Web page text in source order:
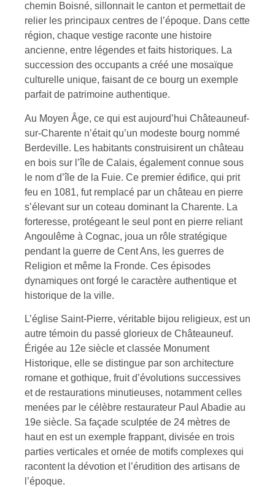
chemin Boisné, sillonnait le canton et permettait de
relier les principaux centres de l’époque. Dans cette
région, chaque vestige raconte une histoire
ancienne, entre légendes et faits historiques. La
succession des occupants a créé une mosaïque
culturelle unique, faisant de ce bourg un exemple
parfait de patrimoine authentique.
Au Moyen Âge, ce qui est aujourd’hui Châteauneuf-
sur-Charente n’était qu’un modeste bourg nommé
Berdeville. Les habitants construisirent un château
en bois sur l’île de Calais, également connue sous
le nom d’île de la Fuie. Ce premier édifice, qui prit
feu en 1081, fut remplacé par un château en pierre
s’élevant sur un coteau dominant la Charente. La
forteresse, protégeant le seul pont en pierre reliant
Angoulême à Cognac, joua un rôle stratégique
pendant la guerre de Cent Ans, les guerres de
Religion et même la Fronde. Ces épisodes
dynamiques ont forgé le caractère authentique et
historique de la ville.
L’église Saint-Pierre, véritable bijou religieux, est un
autre témoin du passé glorieux de Châteauneuf.
Érigée au 12e siècle et classée Monument
Historique, elle se distingue par son architecture
romane et gothique, fruit d’évolutions successives
et de restaurations minutieuses, notamment celles
menées par le célèbre restaurateur Paul Abadie au
19e siècle. Sa façade sculptée de 24 mètres de
haut en est un exemple frappant, divisée en trois
parties verticales et ornée de motifs complexes qui
racontent la dévotion et l’érudition des artisans de
l’époque.